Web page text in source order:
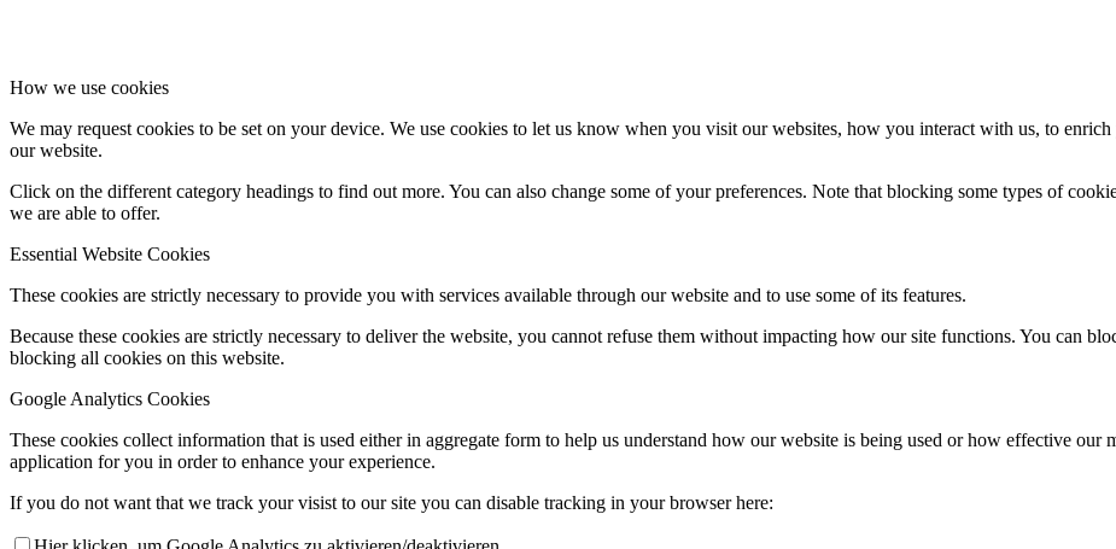
How we use cookies
We may request cookies to be set on your device. We use cookies to let us know when you visit our websites, how you interact with us, to
our website.
Click on the different category headings to find out more. You can also change some of your preferences. Note that blocking some types of
we are able to offer.
Essential Website Cookies
These cookies are strictly necessary to provide you with services available through our website and to use some of its features.
Because these cookies are strictly necessary to deliver the website, you cannot refuse them without impacting how our site functions. You can
blocking all cookies on this website.
Google Analytics Cookies
These cookies collect information that is used either in aggregate form to help us understand how our website is being used or how effective our
application for you in order to enhance your experience.
If you do not want that we track your visist to our site you can disable tracking in your browser here: